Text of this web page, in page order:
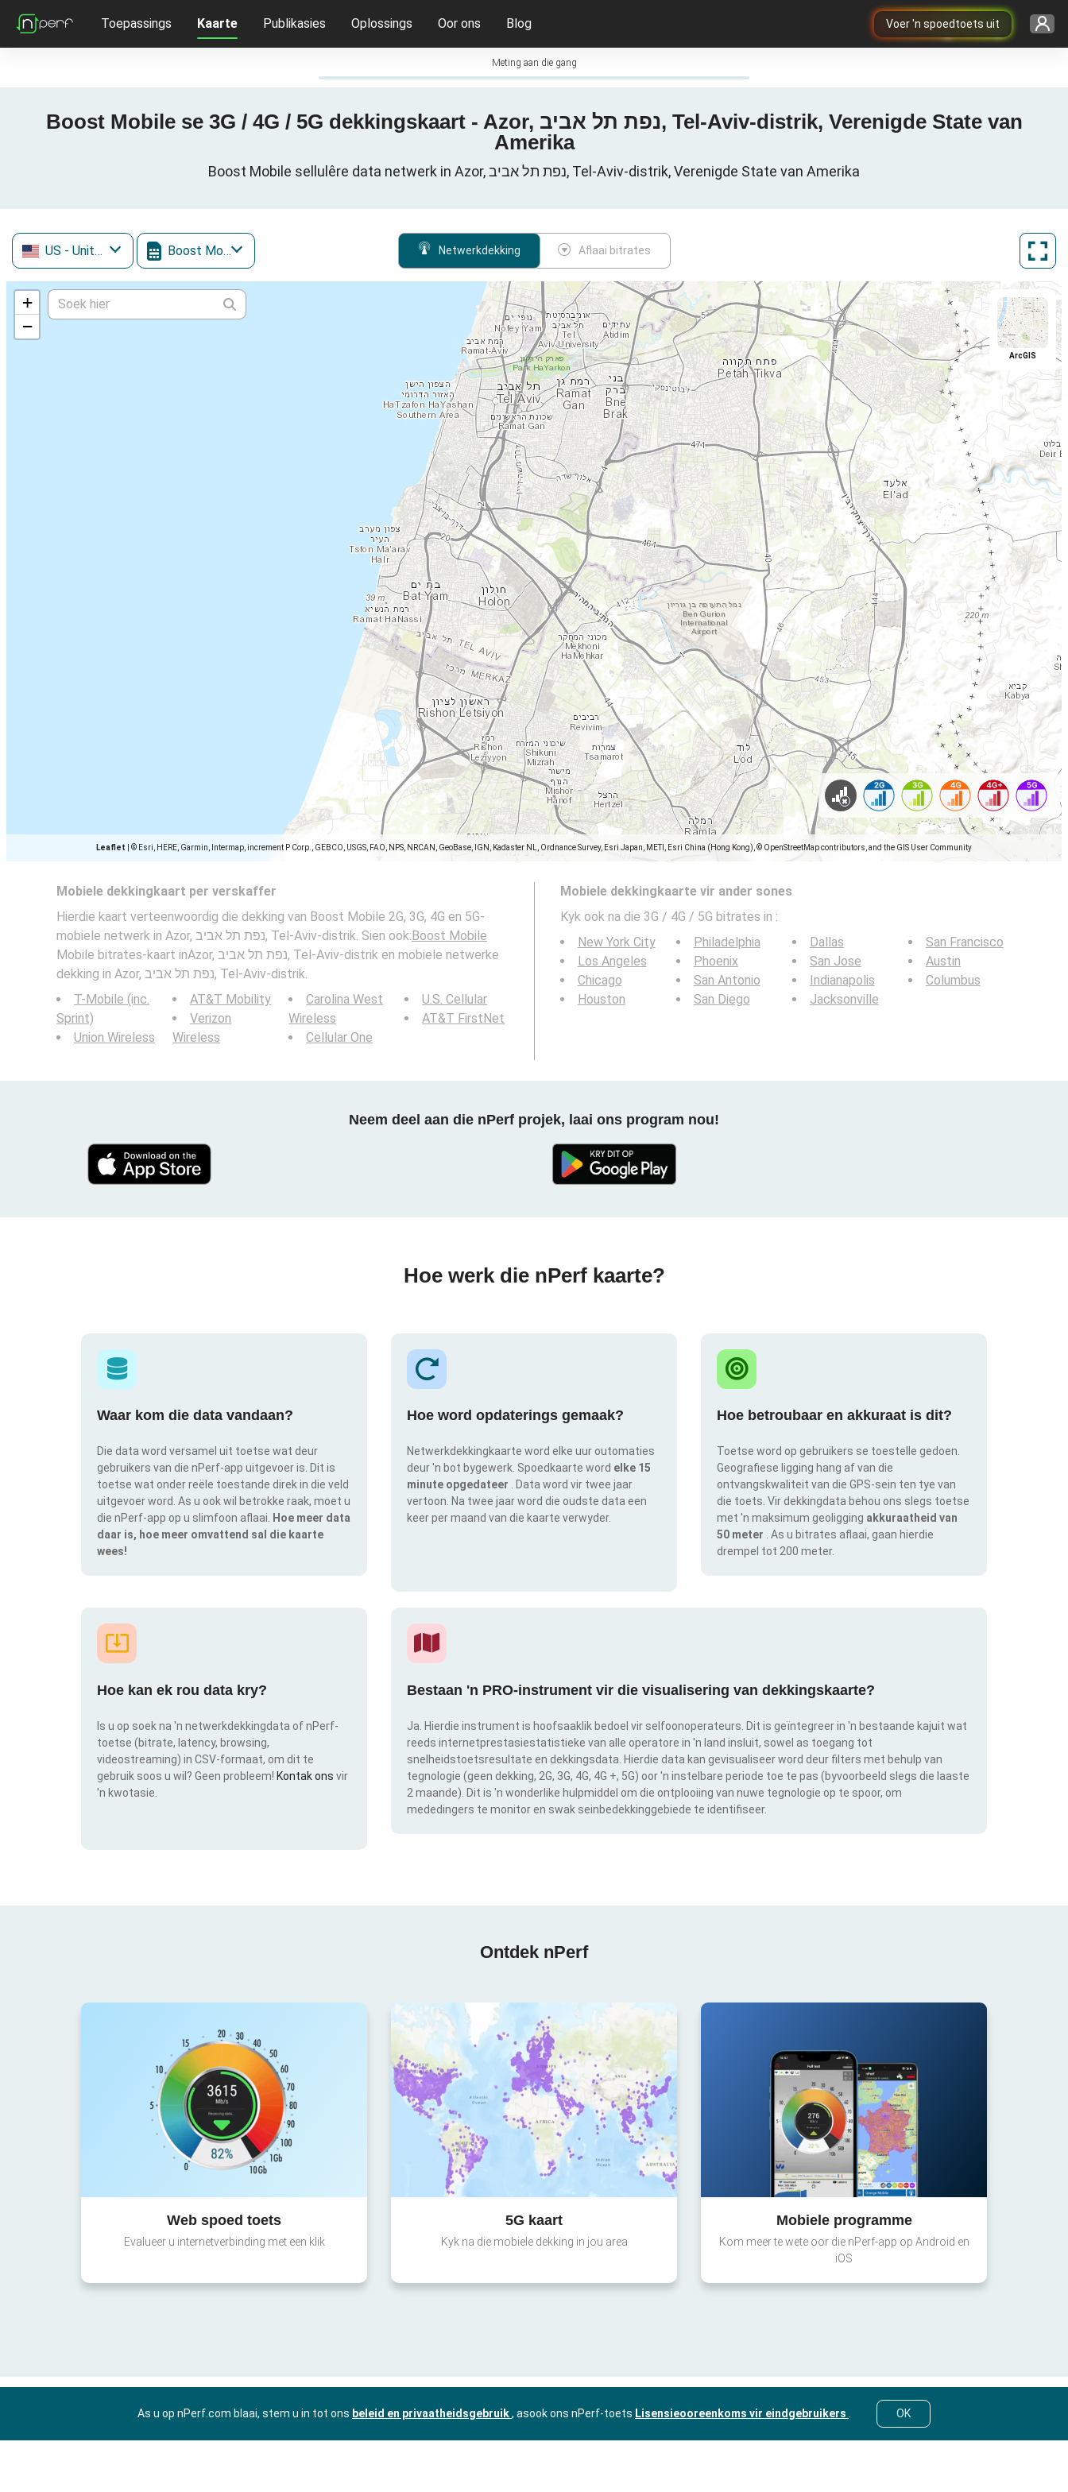
Voer 'n spoedtoets uit
Toepassings Kaarte Publikasies Oplossings Oor ons Blog
Meting aan die gang
Boost Mobile se 3G / 4G / 5G dekkingskaart - Azor, נפת תל אביב, Tel-Aviv-distrik, Verenigde State van
Amerika
Boost Mobile sellulêre data netwerk in Azor, נפת תל אביב, Tel-Aviv-distrik, Verenigde State van Amerika
US - United States Boost Mobile Netwerkdekking Aflaai bitrates
+
−
Leaflet © Esri, HERE, Garmin, Intermap, increment P Corp., GEBCO, USGS, FAO, NPS, NRCAN, GeoBase, IGN, Kadaster NL, Ordnance Survey, Esri Japan, METI, Esri China (Hong Kong), © OpenStreetMap contributors, and the GIS User Community
ArcGIS
Mobiele dekkingkaart per verskaffer
Hierdie kaart verteenwoordig die dekking van Boost Mobile 2G, 3G, 4G en 5G-
mobiele netwerk in Azor, נפת תל אביב, Tel-Aviv-distrik. Sien ook:Boost Mobile
Mobile bitrates-kaart inAzor, נפת תל אביב, Tel-Aviv-distrik en mobiele netwerke
dekking in Azor, נפת תל אביב, Tel-Aviv-distrik.
T-Mobile (inc.
Sprint)
Union Wireless
AT&T Mobility
Verizon
Wireless
Carolina West
Wireless
Cellular One
U.S. Cellular
AT&T FirstNet
Mobiele dekkingkaarte vir ander sones
Kyk ook na die 3G / 4G / 5G bitrates in :
New York City
Los Angeles
Chicago
Houston
Philadelphia
Phoenix
San Antonio
San Diego
Dallas
San Jose
Indianapolis
Jacksonville
San Francisco
Austin
Columbus
Neem deel aan die nPerf projek, laai ons program nou!
Hoe werk die nPerf kaarte?
Waar kom die data vandaan?
Die data word versamel uit toetse wat deur
gebruikers van die nPerf-app uitgevoer is. Dit is
toetse wat onder reële toestande direk in die veld
uitgevoer word. As u ook wil betrokke raak, moet u
die nPerf-app op u slimfoon aflaai.
Hoe meer data
daar is, hoe meer omvattend sal die kaarte
wees!
Hoe word opdaterings gemaak?
Netwerkdekkingkaarte word elke uur outomaties
deur 'n bot bygewerk. Spoedkaarte word elke 15
minute opgedateer
. Data word vir twee jaar
vertoon. Na twee jaar word die oudste data een
keer per maand van die kaarte verwyder.
Hoe betroubaar en akkuraat is dit?
Toetse word op gebruikers se toestelle gedoen.
Geografiese ligging hang af van die
ontvangskwaliteit van die GPS-sein ten tye van
die toets. Vir dekkingdata behou ons slegs toetse
met 'n maksimum geoligging akkuraatheid van
50 meter
. As u bitrates aflaai, gaan hierdie
drempel tot 200 meter.
Hoe kan ek rou data kry?
Is u op soek na 'n netwerkdekkingdata of nPerf-
toetse (bitrate, latency, browsing,
videostreaming) in CSV-formaat, om dit te
gebruik soos u wil? Geen probleem! Kontak ons vir
'n kwotasie.
Bestaan 'n PRO-instrument vir die visualisering van dekkingskaarte?
Ja. Hierdie instrument is hoofsaaklik bedoel vir selfoonoperateurs. Dit is geïntegreer in 'n bestaande kajuit wat
reeds internetprestasiestatistieke van alle operatore in 'n land insluit, sowel as toegang tot
snelheidstoetsresultate en dekkingsdata. Hierdie data kan gevisualiseer word deur filters met behulp van
tegnologie (geen dekking, 2G, 3G, 4G, 4G +, 5G) oor 'n instelbare periode toe te pas (byvoorbeeld slegs die laaste
2 maande). Dit is 'n wonderlike hulpmiddel om die ontplooiing van nuwe tegnologie op te spoor, om
mededingers te monitor en swak seinbedekkinggebiede te identifiseer.
Ontdek nPerf
Web spoed toets
Evalueer u internetverbinding met een klik
5G kaart
Kyk na die mobiele dekking in jou area
Mobiele programme
Kom meer te wete oor die nPerf-app op Android en
iOS
As u op nPerf.com blaai, stem u in tot ons beleid en privaatheidsgebruik, asook ons nPerf-toets Lisensieooreenkoms vir eindgebruikers OK